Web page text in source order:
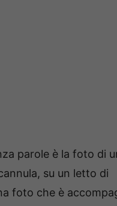
parole è la foto di
su un letto di
foto che è